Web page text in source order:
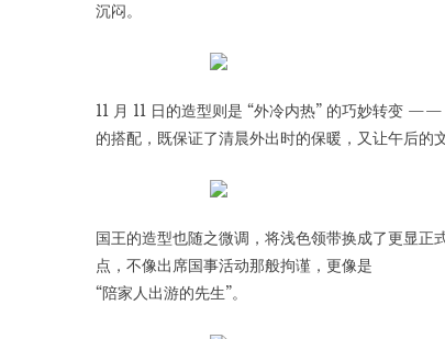
沉闷。
11 月 11 日的造型则是 “外冷内热” 的巧妙转变
的搭配，既保证了清晨外出时的保暖，又让午后的
国王的造型也随之微调，将浅色领带换成了更显
点，不像出席国事活动那般拘谨，更像是
“陪家人出游的先生”。